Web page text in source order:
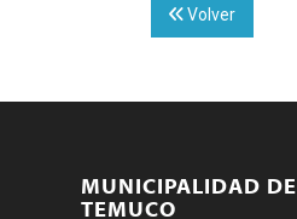
Volver
MUNICIPALIDAD DE
TEMUCO